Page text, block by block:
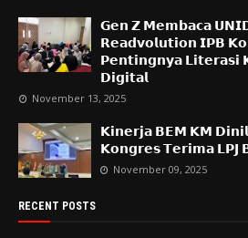
𝗚𝗲𝗻 𝗭 𝗠𝗲𝗺𝗯𝗮𝗰𝗮
𝗥𝗲𝗮𝗱𝘃𝗼𝗹𝘂𝘁𝗶𝗼𝗻 𝗜𝗣𝗕
𝗣𝗲𝗻𝘁𝗶𝗻𝗴𝗻𝘆𝗮 𝗟𝗶𝘁𝗲𝗿𝗮𝘀𝗶
𝗗𝗶𝗴𝗶𝘁𝗮𝗹
November 13, 2025
𝗞𝗶𝗻𝗲𝗿𝗷𝗮 𝗕𝗘𝗠 𝗞𝗠
𝗞𝗼𝗻𝗴𝗿𝗲𝘀 𝗧𝗲𝗿𝗶𝗺𝗮 𝗟𝗣𝗝
November 09, 2025
RECENT POSTS